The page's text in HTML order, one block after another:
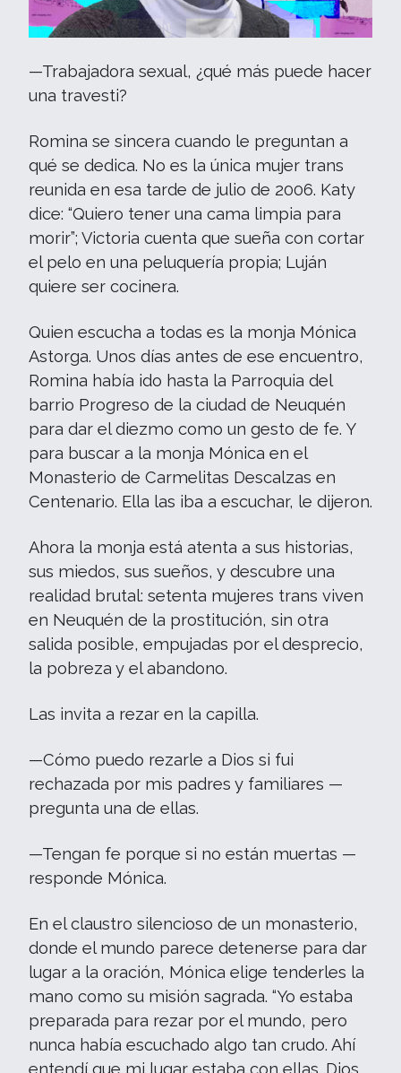
—Trabajadora sexual, ¿qué más puede hacer
una travesti?
Romina se sincera cuando le preguntan a
qué se dedica. No es la única mujer trans
reunida en esa tarde de julio de 2006. Katy
dice: “Quiero tener una cama limpia para
morir”; Victoria cuenta que sueña con cortar
el pelo en una peluquería propia; Luján
quiere ser cocinera.
Quien escucha a todas es la monja Mónica
Astorga. Unos días antes de ese encuentro,
Romina había ido hasta la Parroquia del
barrio Progreso de la ciudad de Neuquén
para dar el diezmo como un gesto de fe. Y
para buscar a la monja Mónica en el
Monasterio de Carmelitas Descalzas en
Centenario. Ella las iba a escuchar, le dijeron.
Ahora la monja está atenta a sus historias,
sus miedos, sus sueños, y descubre una
realidad brutal: setenta mujeres trans viven
en Neuquén de la prostitución, sin otra
salida posible, empujadas por el desprecio,
la pobreza y el abandono.
Las invita a rezar en la capilla.
—Cómo puedo rezarle a Dios si fui
rechazada por mis padres y familiares —
pregunta una de ellas.
—Tengan fe porque si no están muertas —
responde Mónica.
En el claustro silencioso de un monasterio,
donde el mundo parece detenerse para dar
lugar a la oración, Mónica elige tenderles la
mano como su misión sagrada. “Yo estaba
preparada para rezar por el mundo, pero
nunca había escuchado algo tan crudo. Ahí
entendí que mi lugar estaba con ellas. Dios